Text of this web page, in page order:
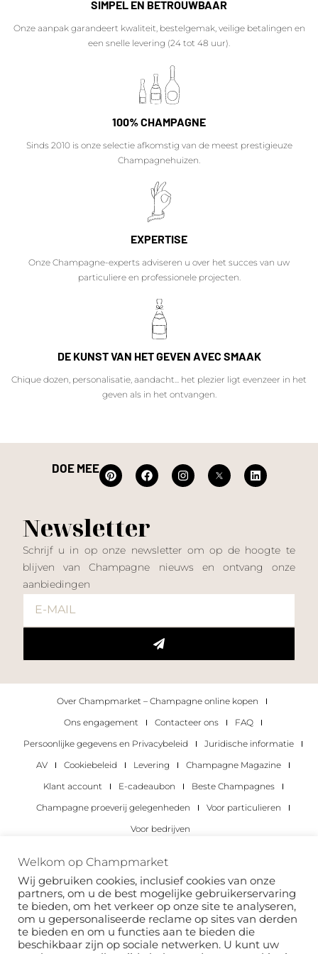
SIMPEL EN BETROUWBAAR
Onze aanpak garandeert kwaliteit, bestelgemak, veilige betalingen en
een snelle levering (24 tot 48 uur).
100% CHAMPAGNE
Sinds 2010 is onze selectie afkomstig van de meest prestigieuze
Champagnehuizen.
EXPERTISE
Onze Champagne-experts adviseren u over het succes van uw
particuliere en professionele projecten.
DE KUNST VAN HET GEVEN AVEC SMAAK
Chique dozen, personalisatie, aandacht... het plezier ligt evenzeer in het
geven als in het ontvangen.
DOE MEE
Newsletter
Schrijf u in op onze newsletter om op de hoogte te
blijven van Champagne nieuws en ontvang onze
aanbiedingen
Over Champmarket – Champagne online kopen
Ons engagement
Contacteer ons
FAQ
Persoonlijke gegevens en Privacybeleid
Juridische informatie
AV
Cookiebeleid Levering
Champagne Magazine
Klant account
E-cadeaubon
Beste Champagnes
Champagne proeverij gelegenheden
Voor particulieren
Voor bedrijven
Copyright 2022 © alle rechten voorbehouden.
Welkom op Champmarket
Wij gebruiken cookies, inclusief cookies van onze
partners, om u de best mogelijke gebruikerservaring
te bieden, om het verkeer op onze site te analyseren,
om u gepersonaliseerde reclame op sites van derden
te bieden en om u functies aan te bieden die
beschikbaar zijn op sociale netwerken. U kunt uw